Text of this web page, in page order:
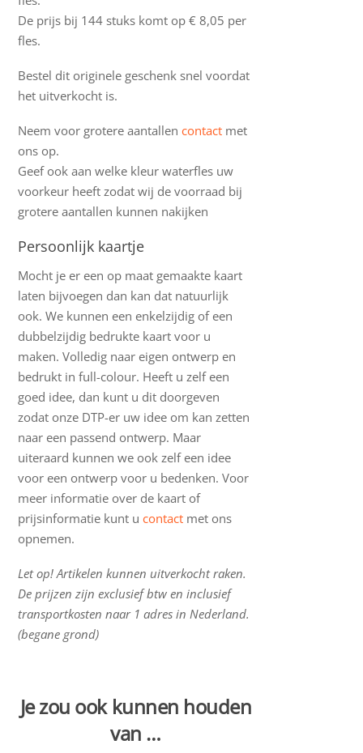
De prijs bij 144 stuks komt op € 8,05 per
fles.
Bestel dit originele geschenk snel voordat
het uitverkocht is.
Neem voor grotere aantallencontact met
ons op.
Geef ook aan welke kleur waterfles uw
voorkeur heeft zodat wij de voorraad bij
grotere aantallen kunnen nakijken
Persoonlijk kaartje
Mocht je er een op maat gemaakte kaart
laten bijvoegen dan kan dat natuurlijk
ook. We kunnen een enkelzijdig of een
dubbelzijdig bedrukte kaart voor u
maken. Volledig naar eigen ontwerp en
bedrukt in full-colour. Heeft u zelf een
goed idee, dan kunt u dit doorgeven
zodat onze DTP-er uw idee om kan zetten
naar een passend ontwerp. Maar
uiteraard kunnen we ook zelf een idee
voor een ontwerp voor u bedenken. Voor
meer informatie over de kaart of
prijsinformatie kunt ucontact met ons
opnemen.
Let op! Artikelen kunnen uitverkocht raken.
De prijzen zijn exclusief btw en inclusief
transportkosten naar 1 adres in Nederland.
(begane grond)
Je zou ook kunnen houden
van …